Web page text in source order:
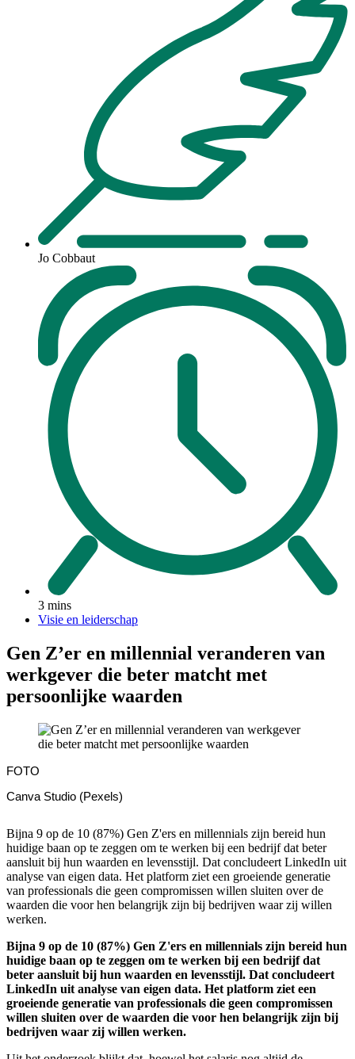
Jo Cobbaut
3 mins
Visie en leiderschap
Gen Z’er en millennial veranderen van
werkgever die beter matcht met
persoonlijke waarden
FOTO
Canva Studio (Pexels)
Bijna 9 op de 10 (87%) Gen Z'ers en millennials zijn bereid hun
huidige baan op te zeggen om te werken bij een bedrijf dat beter
aansluit bij hun waarden en levensstijl. Dat concludeert LinkedIn uit
analyse van eigen data. Het platform ziet een groeiende generatie
van professionals die geen compromissen willen sluiten over de
waarden die voor hen belangrijk zijn bij bedrijven waar zij willen
werken.
Bijna 9 op de 10 (87%) Gen Z'ers en millennials zijn bereid hun
huidige baan op te zeggen om te werken bij een bedrijf dat
beter aansluit bij hun waarden en levensstijl. Dat concludeert
LinkedIn uit analyse van eigen data. Het platform ziet een
groeiende generatie van professionals die geen compromissen
willen sluiten over de waarden die voor hen belangrijk zijn bij
bedrijven waar zij willen werken.